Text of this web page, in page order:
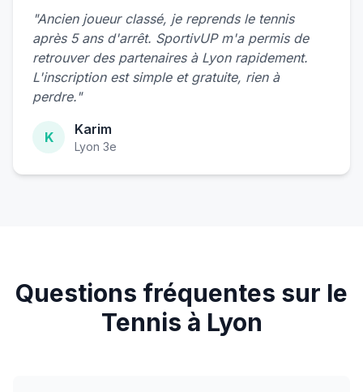
"Ancien joueur classé, je reprends le tennis
après 5 ans d'arrêt. SportivUP m'a permis de
retrouver des partenaires à Lyon rapidement.
L'inscription est simple et gratuite, rien à
perdre."
K Karim
Lyon 3e
Questions fréquentes sur le
Tennis à Lyon